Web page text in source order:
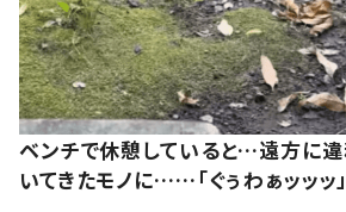
ベンチで休憩していると…遠方に違
いてきたモノに……「ぐぅわぁッッッ